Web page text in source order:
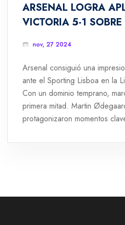
ARSENAL LOGRA
VICTORIA 5-1
nov, 27 2024
Arsenal consiguió una
ante el Sporting Lisboa en la
Con un dominio temprano,
primera mitad. Martin
protagonizaron momentos
control con un penal